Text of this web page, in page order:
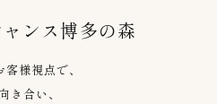
ンス博多の森
客様視点で、
き合い、